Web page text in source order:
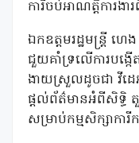
ការីចប់អាណត្ដិការង
ឯកឧត្ដមរដ្ឋមន្ត្រី ហ
ជួយគាំទ្រលើការបង្ក
ងាយស្រួលដូចជា វីដ
ផ្តល់ព័ត៌មានអំពីសិទ្
សម្រាប់កម្មសិក្សាកា